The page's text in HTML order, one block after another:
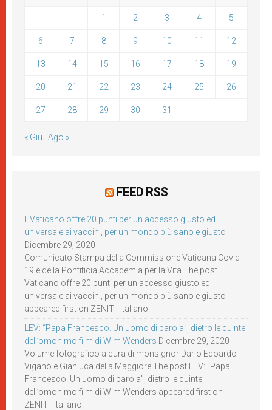
1 2 3 4 5
6 7 8 9 10 11 12
13 14 15 16 17 18 19
20 21 22 23 24 25 26
27 28 29 30 31
« Giu Ago »
FEED RSS
Il Vaticano offre 20 punti per un accesso giusto ed
universale ai vaccini, per un mondo più sano e giusto
Dicembre 29, 2020
Comunicato Stampa della Commissione Vaticana Covid-
19 e della Pontificia Accademia per la Vita The post Il
Vaticano offre 20 punti per un accesso giusto ed
universale ai vaccini, per un mondo più sano e giusto
appeared first on ZENIT - Italiano.
LEV: “Papa Francesco. Un uomo di parola”, dietro le quinte
dell’omonimo film di Wim Wenders Dicembre 29, 2020
Volume fotografico a cura di monsignor Dario Edoardo
Viganò e Gianluca della Maggiore The post LEV: “Papa
Francesco. Un uomo di parola”, dietro le quinte
dell’omonimo film di Wim Wenders appeared first on
ZENIT - Italiano.